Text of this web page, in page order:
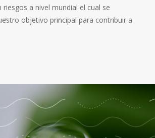
riesgos a nivel mundial el cual se
objetivo principal para contribuir a